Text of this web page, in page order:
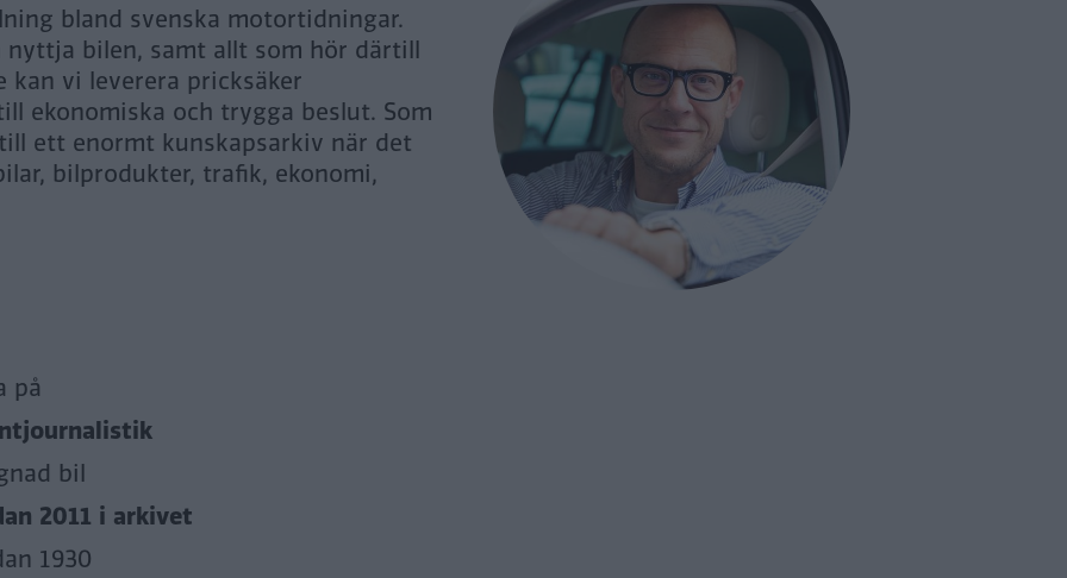
bland svenska motortidningar.
nyttja bilen, samt allt som hör därtill
kan vi leverera pricksäker
ekonomiska och trygga beslut. Som
ett enormt kunskapsarkiv när det
bilprodukter, trafik, ekonomi,
på
bil
2011 i arkivet
1930